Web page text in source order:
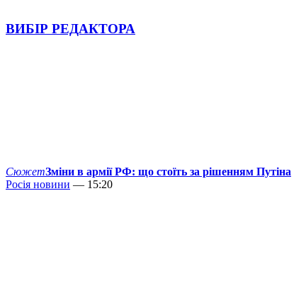
ВИБІР РЕДАКТОРА
СюжетЗміни в армії РФ: що стоїть за рішенням Путіна
Росія новини — 15:20